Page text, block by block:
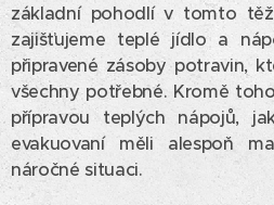
základní pohodlí v tomto
zajišťujeme teplé jídlo a
připravené zásoby potravin,
všechny potřebné. Kromě
přípravou teplých nápojů,
evakuovaní měli alespoň
náročné situaci.